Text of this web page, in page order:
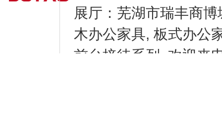
展厅：芜湖市瑞丰商
木办公家具, 板式办公
前台接待系列, 欢迎来